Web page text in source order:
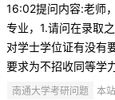
16:02提问内容:老师
专业，1.请问在录取
对学士学位证有没有
要求为不招收同等学
南通大学考研问题 本